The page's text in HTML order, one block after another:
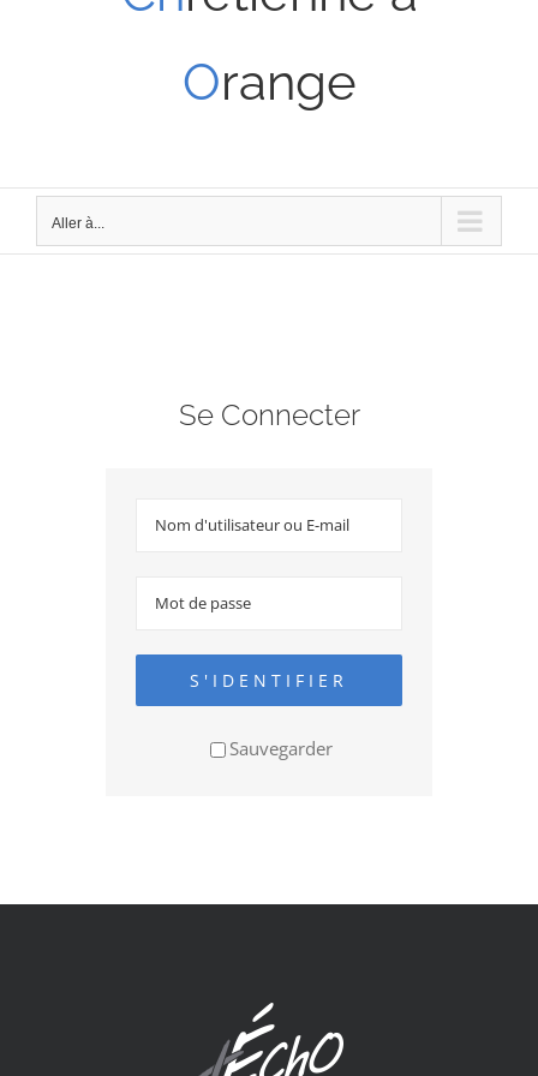
Orange
Aller à...
Se Connecter
S'IDENTIFIER
Sauvegarder